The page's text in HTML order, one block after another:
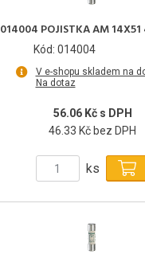
014004 POJISTKA AM
Kód: 014004
V e-shopu skladem na
Na dotaz
56.06 Kč s DPH
46.33 Kč bez DPH
ks